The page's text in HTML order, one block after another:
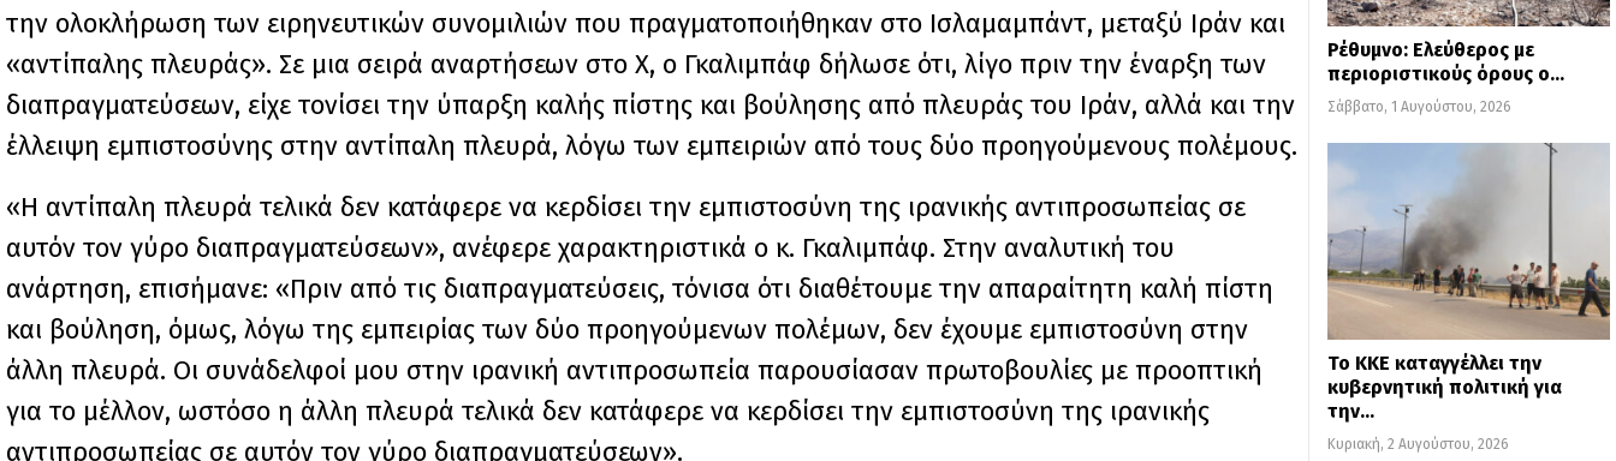
την ολοκλήρωση των ειρηνευτικών συνομιλιών που πραγματοποιήθηκαν στο Ισλαμαμπάντ, μεταξύ Ιράν και
«αντίπαλης πλευράς». Σε μια σειρά αναρτήσεων στο X, ο Γκαλιμπάφ δήλωσε ότι, λίγο πριν την έναρξη των
διαπραγματεύσεων, είχε τονίσει την ύπαρξη καλής πίστης και βούλησης από πλευράς του Ιράν, αλλά και την
έλλειψη εμπιστοσύνης στην αντίπαλη πλευρά, λόγω των εμπειριών από τους δύο προηγούμενους πολέμους.
«Η αντίπαλη πλευρά τελικά δεν κατάφερε να κερδίσει την εμπιστοσύνη της ιρανικής αντιπροσωπείας σε
αυτόν τον γύρο διαπραγματεύσεων», ανέφερε χαρακτηριστικά ο κ. Γκαλιμπάφ. Στην αναλυτική του
ανάρτηση, επισήμανε: «Πριν από τις διαπραγματεύσεις, τόνισα ότι διαθέτουμε την απαραίτητη καλή πίστη
και βούληση, όμως, λόγω της εμπειρίας των δύο προηγούμενων πολέμων, δεν έχουμε εμπιστοσύνη στην
άλλη πλευρά. Οι συνάδελφοί μου στην ιρανική αντιπροσωπεία παρουσίασαν πρωτοβουλίες με προοπτική
για το μέλλον, ωστόσο η άλλη πλευρά τελικά δεν κατάφερε να κερδίσει την εμπιστοσύνη της ιρανικής
αντιπροσωπείας σε αυτόν τον γύρο διαπραγματεύσεων».
Ρέθυμνο: Ελεύθερος με
περιοριστικούς όρους ο…
Σάββατο, 1 Αυγούστου, 2026
Το ΚΚΕ καταγγέλλει την
κυβερνητική πολιτική για
την…
Κυριακή, 2 Αυγούστου, 2026